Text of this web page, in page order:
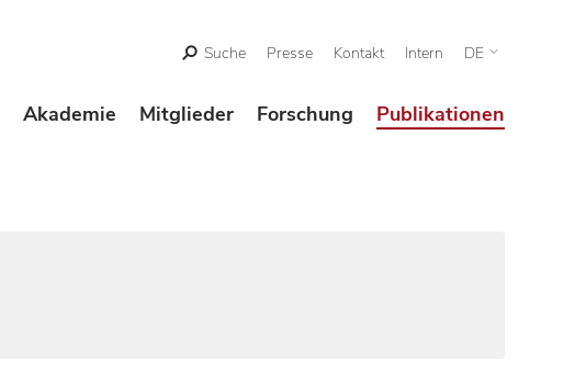
Suche Presse Kontakt Intern DE
Akademie Mitglieder Forschung Publikationen